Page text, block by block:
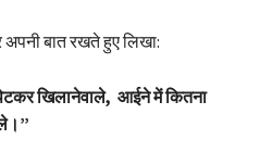
बात रखते हुए लिखा:
खिलानेवाले, आईने में कितना